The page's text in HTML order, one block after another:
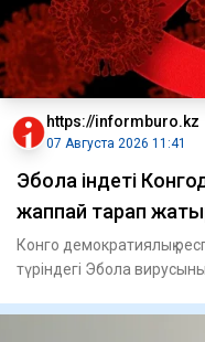
https://informburo.kz
07 Августа 2026 11:41
Эбола індеті
жаппай тарап
Конго демократиялық
түріндегі Эбола